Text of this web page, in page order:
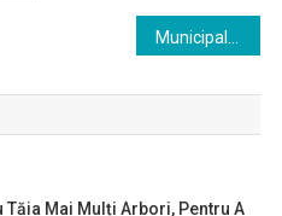
Tăia Mai Mulți Arbori, Pentru A